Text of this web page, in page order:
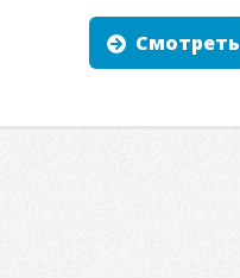
Смотреть